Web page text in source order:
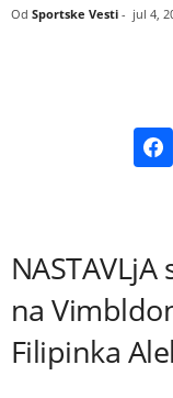
Od Sportske Vesti - jul 4,
na
Filipinka